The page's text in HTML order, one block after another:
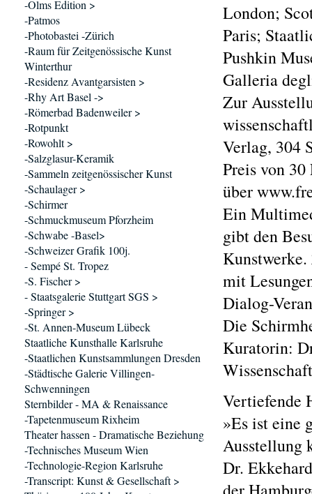
London;
Paris;
Pushkin
Galleria
Zur
Verlag, 304
Preis von
über
Ein
gibt den
mit
Dialog-
Die
Kuratorin:
Vertiefende
»Es ist eine
Ausstellung
Dr.
-Olms Edition >
-Patmos
-Photobastei -Zürich
-Raum für Zeitgenössische Kunst
Winterthur
-Residenz Avantgarsisten >
-Rhy Art Basel ->
-Römerbad Badenweiler >
-Rotpunkt
-Rowohlt >
-Salzglasur-Keramik
-Sammeln zeitgenössischer Kunst
-Schaulager >
-Schirmer
-Schmuckmuseum Pforzheim
-Schwabe -Basel>
-Schweizer Grafik 100j.
- Sempé St. Tropez
-S. Fischer >
- Staatsgalerie Stuttgart SGS >
-Springer >
-St. Annen-Museum Lübeck
Staatliche Kunsthalle Karlsruhe
-Staatlichen Kunstsammlungen Dresden
-Städtische Galerie Villingen-
Schwenningen
Sternbilder - MA & Renaissance
-Tapetenmuseum Rixheim
Theater hassen - Dramatische Beziehung
-Technisches Museum Wien
-Technologie-Region Karlsruhe
-Transcript: Kunst & Gesellschaft >